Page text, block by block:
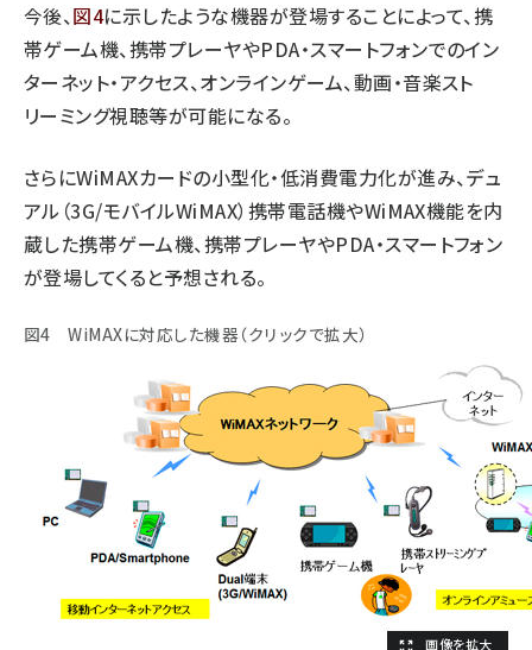
今後、図4に示したような機器が登場することによって、携
帯ゲーム機、携帯プレーヤやPDA・スマートフォンでのイン
ターネット・アクセス、オンラインゲーム、動画・音楽スト
リーミング視聴等が可能になる。
さらにWiMAXカードの小型化・低消費電力化が進み、デュ
アル（3G/モバイルWiMAX）携帯電話機やWiMAX機能を内
蔵した携帯ゲーム機、携帯プレーヤやPDA・スマートフォン
が登場してくると予想される。
図4 WiMAXに対応した機器（クリックで拡大）